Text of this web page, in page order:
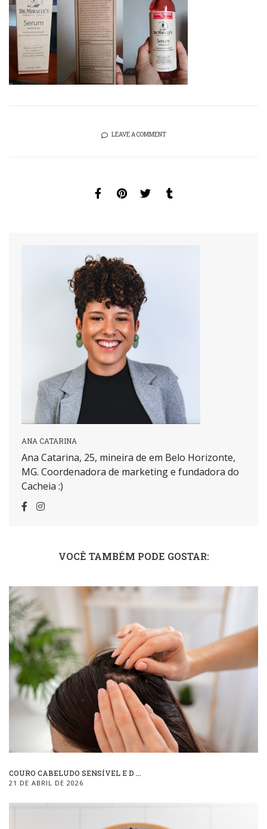
LEAVE A COMMENT
ANA CATARINA
Ana Catarina, 25, mineira de em Belo Horizonte,
MG. Coordenadora de marketing e fundadora do
Cacheia :)
VOCÊ TAMBÉM PODE GOSTAR:
COURO CABELUDO SENSÍVEL E D ...
21 DE ABRIL DE 2026